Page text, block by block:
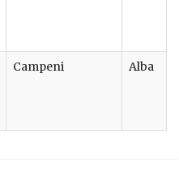
Campeni Alba